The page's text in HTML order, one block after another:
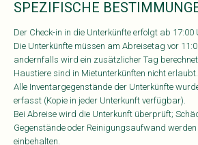
SPEZIFISCHE
Der Check-in in die Unterkünfte erfolgt ab 17:00
Die Unterkünfte müssen am Abreisetag vor
andernfalls wird ein zusätzlicher Tag
Haustiere sind in Mietunterkünften nicht erlaubt.
Alle Inventargegenstände der Unterkünfte
erfasst (Kopie in jeder Unterkunft verfügbar).
Bei Abreise wird die Unterkunft überprüft;
Gegenstände oder Reinigungsaufwand werden
einbehalten.